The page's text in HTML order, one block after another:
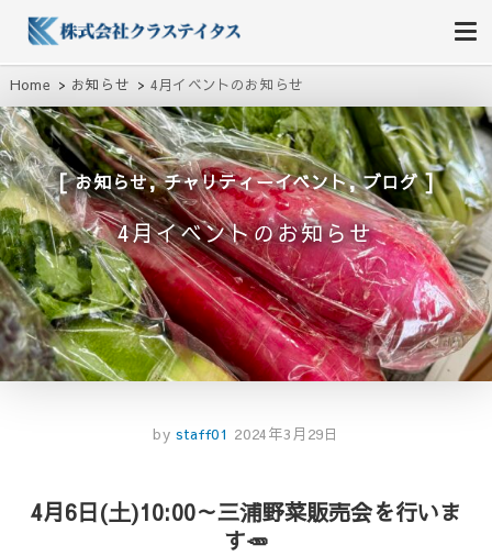
株式会社クラステイタス
地域のコミュニティーを大切にする企業
Home お知らせ 4月イベントのお知らせ
お知らせ,チャリティーイベント,ブログ
4月イベントのお知らせ
by staff01 2024年3月29日
4月6日(土)10:00～三浦野菜販売会を行いま
す🥕